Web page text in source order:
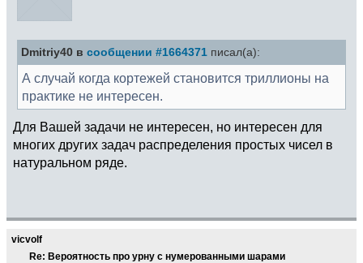
Dmitriy40 в сообщении #1664371 писал(а):
А случай когда кортежей становится триллионы на
практике не интересен.
Для Вашей задачи не интересен, но интересен для
многих других задач распределения простых чисел в
натуральном ряде.
vicvolf
Re: Вероятность про урну с нумерованными шарами